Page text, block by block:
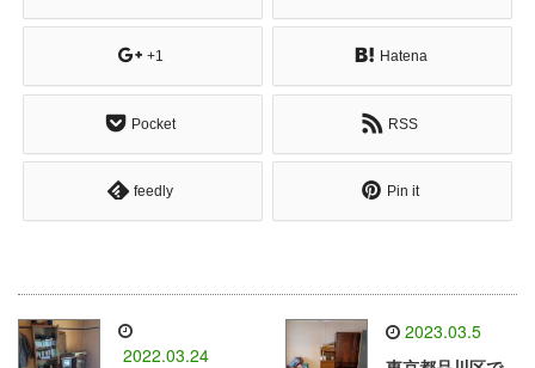
+1 Hatena
Pocket RSS
feedly Pin it
2022.03.24
2023.03.5